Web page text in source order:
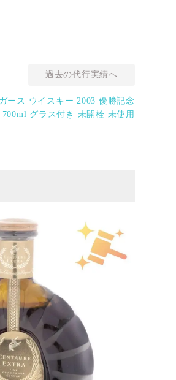
過去の代行実績へ
ース ウイスキー 2003 優勝記念
700ml グラス付き 未開栓 未使用